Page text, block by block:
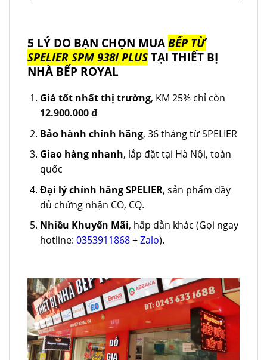
5 LÝ DO BẠN CHỌN MUABẾP TỪ
SPELIER SPM 938I PLUSTẠI THIẾT BỊ
NHÀ BẾP ROYAL
Giá tốt nhất thị trường, KM 25% chỉ còn
12.900.000₫
Bảo hành chính hãng, 36 tháng từ SPELIER
Giao hàng nhanh, lắp đặt tại Hà Nội, toàn
quốc
Đại lý chính hãng SPELIER, sản phẩm đầy
đủ chứng nhận CO, CQ.
Nhiều Khuyến Mãi, hấp dẫn khác (Gọi ngay
hotline: 0353911868+Zalo).